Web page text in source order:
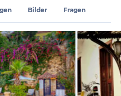
Bilder Fragen